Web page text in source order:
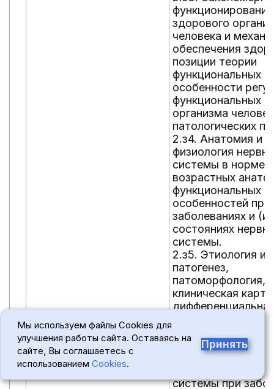
функционирования
здорового
человека и
обеспечения
позиции теории
функциональных
особенности
функциональных
организма
патологических
2.з4. Анатомия и
физиология
системы в норме
возрастных
функциональных
особенностей при
заболеваниях и
состояниях
системы.
2.з5. Этиология и
патогенез,
патоморфология,
клиническая
(или) состояний
системы.
2.з6. Изменения
системы при
Мы используем файлы Cookies для
улучшения работы сайта. Оставаясь на
сайте, Вы соглашаетесь с
использованием Cookies.
Принять